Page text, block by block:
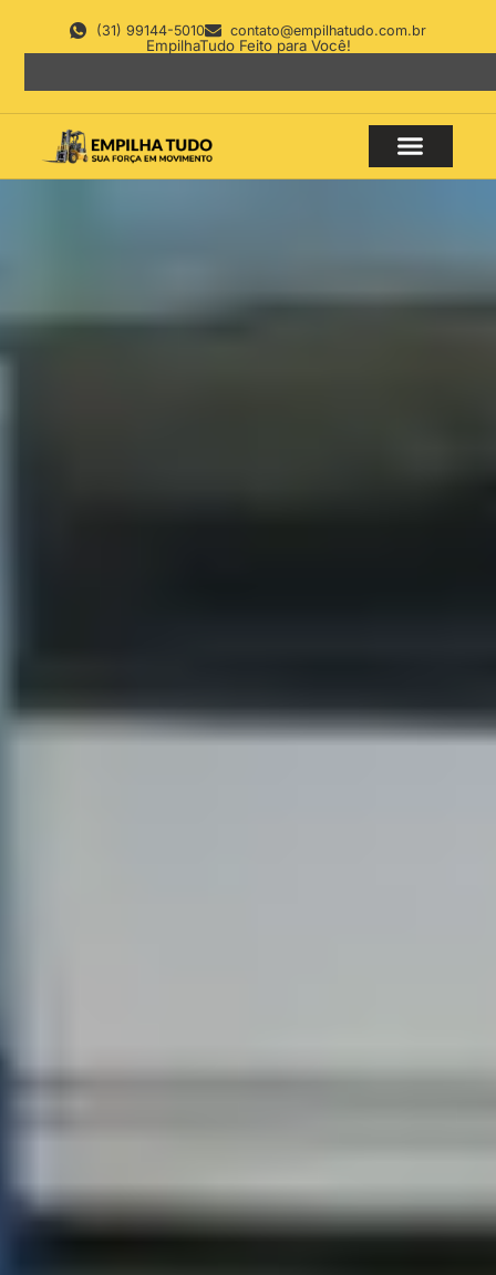
(31) 99144-5010 contato@empilhatudo.com.br
EmpilhaTudo Feito para Você!